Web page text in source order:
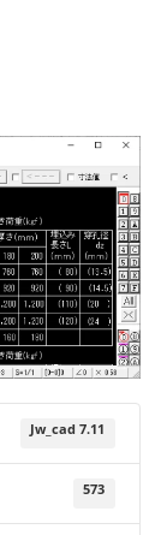
Jw_cad 7.11
573